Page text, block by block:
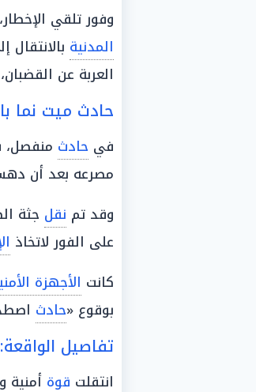
وفور تلقي
المدنية بالانتقال
العربة عن
حادث ميت نما
في حادث
مصرعه بعد أن
وقد تم نقل جثة
على الفور لاتخاذ
كانت الأجهزة
بوقوع «حادث
تفاصيل
انتقلت قوة أمنية